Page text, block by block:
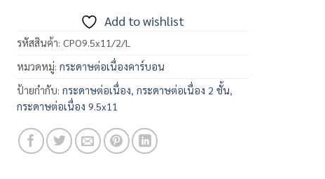
Add to wishlist
รหัสสินค้า: CPO9.5x11/2/L
หมวดหมู่: กระดาษต่อเนื่องคาร์บอน
ป้ายกำกับ: กระดาษต่อเนื่อง, กระดาษต่อเนื่อง 2 ชั้น,
กระดาษต่อเนื่อง 9.5x11